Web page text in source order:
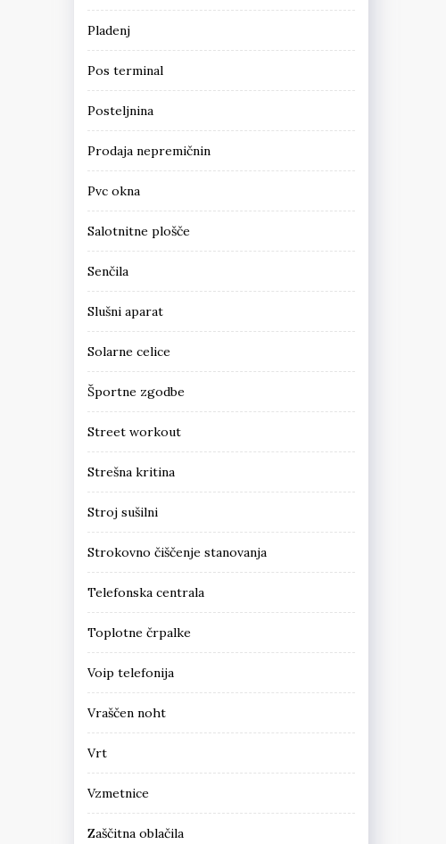
Pladenj
Pos terminal
Posteljnina
Prodaja nepremičnin
Pvc okna
Salotnitne plošče
Senčila
Slušni aparat
Solarne celice
Športne zgodbe
Street workout
Strešna kritina
Stroj sušilni
Strokovno čiščenje stanovanja
Telefonska centrala
Toplotne črpalke
Voip telefonija
Vraščen noht
Vrt
Vzmetnice
Zaščitna oblačila